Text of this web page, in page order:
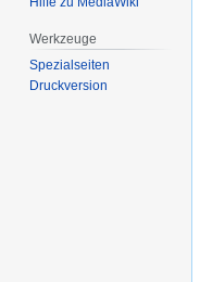
Werkzeuge
Spezialseiten
Druckversion